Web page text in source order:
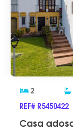
2
REF# R5450422
Casa